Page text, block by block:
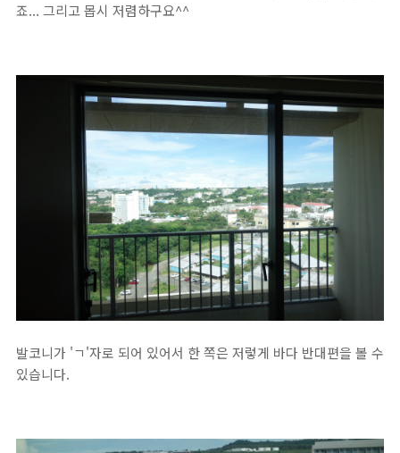
죠... 그리고 몹시 저렴하구요^^
발코니가 'ㄱ'자로 되어 있어서 한 쪽은 저렇게 바다 반대편을 볼 수
있습니다.